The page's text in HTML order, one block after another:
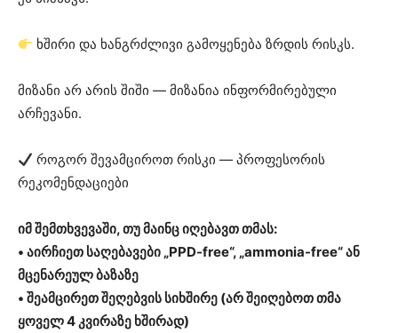
ხშირი და ხანგრძლივი გამოყენება ზრდის რისკს.
მიზანი არ არის შიში — მიზანია ინფორმირებული
არჩევანი.
როგორ შევამციროთ რისკი — პროფესორის
რეკომენდაციები
იმ შემთხვევაში, თუ მაინც იღებავთ თმას:
• აირჩიეთ საღებავები „PPD-free“, „ammonia-free“ ან
მცენარეულ ბაზაზე
• შეამცირეთ შეღებვის სიხშირე (არ შეიღებოთ თმა
ყოველ 4 კვირაზე ხშირად)